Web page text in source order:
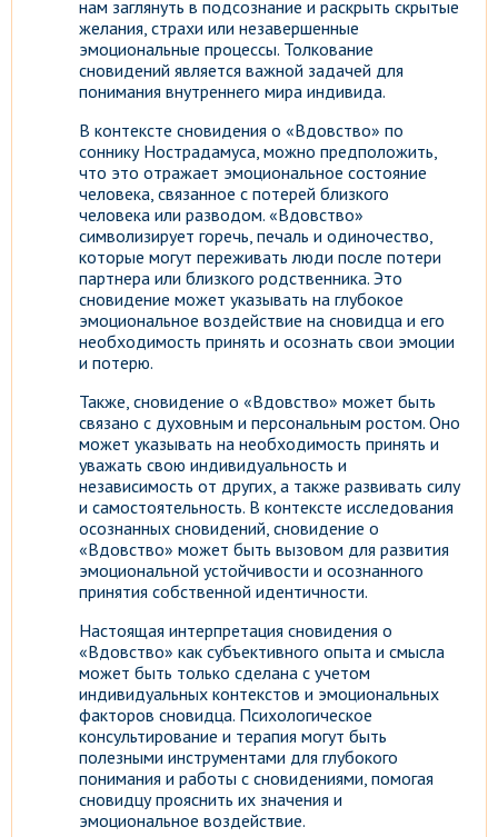
нам заглянуть в подсознание и раскрыть скрытые
желания, страхи или незавершенные
эмоциональные процессы. Толкование
сновидений является важной задачей для
понимания внутреннего мира индивида.
В контексте сновидения о «Вдовство» по
соннику Нострадамуса, можно предположить,
что это отражает эмоциональное состояние
человека, связанное с потерей близкого
человека или разводом. «Вдовство»
символизирует горечь, печаль и одиночество,
которые могут переживать люди после потери
партнера или близкого родственника. Это
сновидение может указывать на глубокое
эмоциональное воздействие на сновидца и его
необходимость принять и осознать свои эмоции
и потерю.
Также, сновидение о «Вдовство» может быть
связано с духовным и персональным ростом. Оно
может указывать на необходимость принять и
уважать свою индивидуальность и
независимость от других, а также развивать силу
и самостоятельность. В контексте исследования
осознанных сновидений, сновидение о
«Вдовство» может быть вызовом для развития
эмоциональной устойчивости и осознанного
принятия собственной идентичности.
Настоящая интерпретация сновидения о
«Вдовство» как субъективного опыта и смысла
может быть только сделана с учетом
индивидуальных контекстов и эмоциональных
факторов сновидца. Психологическое
консультирование и терапия могут быть
полезными инструментами для глубокого
понимания и работы с сновидениями, помогая
сновидцу прояснить их значения и
эмоциональное воздействие.